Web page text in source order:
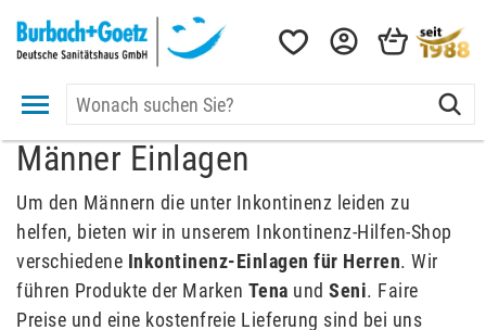
Männer Einlagen
Um den Männern die unter Inkontinenz leiden zu
helfen, bieten wir in unserem Inkontinenz-Hilfen-Shop
verschiedene Inkontinenz-Einlagen für Herren. Wir
führen Produkte der Marken Tena und Seni. Faire
Preise und eine kostenfreie Lieferung sind bei uns